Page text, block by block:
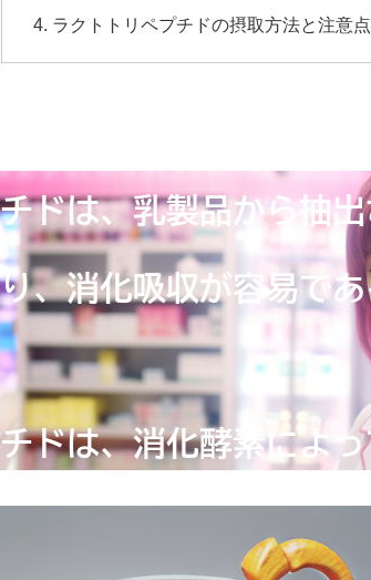
ラクトトリペプチドの摂取方法と注意点